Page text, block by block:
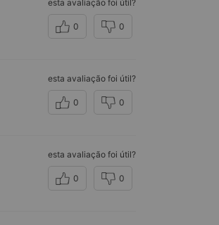
esta avaliação foi útil?
0 0
esta avaliação foi útil?
0 0
esta avaliação foi útil?
0 0